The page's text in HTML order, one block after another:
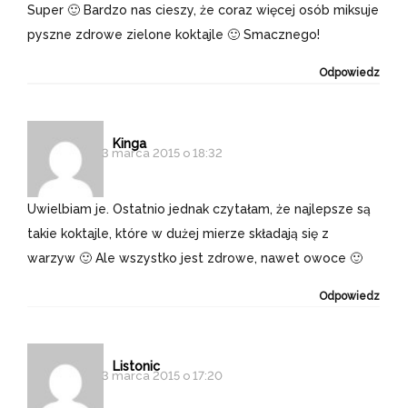
Super 🙂 Bardzo nas cieszy, że coraz więcej osób miksuje
pyszne zdrowe zielone koktajle 🙂 Smacznego!
Odpowiedz
Kinga
3 marca 2015 o 18:32
Uwielbiam je. Ostatnio jednak czytałam, że najlepsze są
takie koktajle, które w dużej mierze składają się z
warzyw 🙂 Ale wszystko jest zdrowe, nawet owoce 🙂
Odpowiedz
Listonic
3 marca 2015 o 17:20